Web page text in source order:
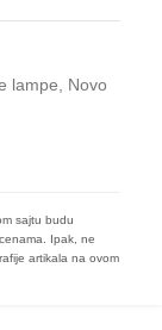
lampe
Novo
sajtu budu
Ipak, ne
artikala na ovom